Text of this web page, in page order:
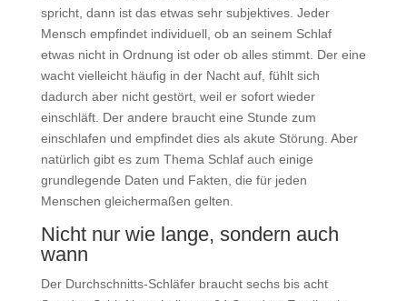
spricht, dann ist das etwas sehr subjektives. Jeder
Mensch empfindet individuell, ob an seinem Schlaf
etwas nicht in Ordnung ist oder ob alles stimmt. Der eine
wacht vielleicht häufig in der Nacht auf, fühlt sich
dadurch aber nicht gestört, weil er sofort wieder
einschläft. Der andere braucht eine Stunde zum
einschlafen und empfindet dies als akute Störung. Aber
natürlich gibt es zum Thema Schlaf auch einige
grundlegende Daten und Fakten, die für jeden
Menschen gleichermaßen gelten.
Nicht nur wie lange, sondern auch
wann
Der Durchschnitts-Schläfer braucht sechs bis acht